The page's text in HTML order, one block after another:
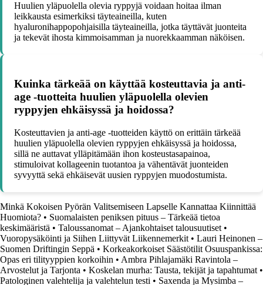
Huulien yläpuolella olevia ryppyjä voidaan hoitaa ilman
leikkausta esimerkiksi täyteaineilla, kuten
hyaluronihappopohjaisilla täyteaineilla, jotka täyttävät juonteita
ja tekevät ihosta kimmoisamman ja nuorekkaamman näköisen.
Kuinka tärkeää on käyttää kosteuttavia ja anti-
age -tuotteita huulien yläpuolella olevien
ryppyjen ehkäisyssä ja hoidossa?
Kosteuttavien ja anti-age -tuotteiden käyttö on erittäin tärkeää
huulien yläpuolella olevien ryppyjen ehkäisyssä ja hoidossa,
sillä ne auttavat ylläpitämään ihon kosteustasapainoa,
stimuloivat kollageenin tuotantoa ja vähentävät juonteiden
syvyyttä sekä ehkäisevät uusien ryppyjen muodostumista.
Minkä Kokoisen Pyörän Valitsemiseen Lapselle Kannattaa Kiinnittää
Huomiota? • Suomalaisten peniksen pituus – Tärkeää tietoa
keskimääristä • Taloussanomat – Ajankohtaiset talousuutiset •
Vuoropysäköinti ja Siihen Liittyvät Liikennemerkit • Lauri Heinonen –
Suomen Driftingin Seppä • Korkeakorkoiset Säästötilit Osuuspankissa:
Opas eri tilityyppien korkoihin • Ambra Pihlajamäki Ravintola –
Arvostelut ja Tarjonta • Koskelan murha: Tausta, tekijät ja tapahtumat •
Patologinen valehtelija ja valehtelun testi • Saxenda ja Mysimba –